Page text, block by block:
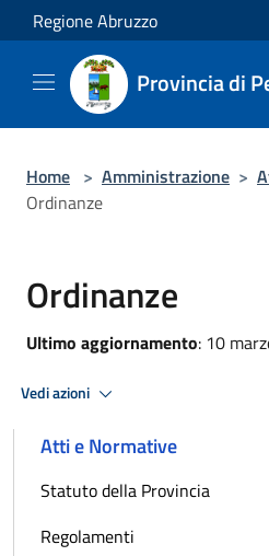
Salta al contenuto principale
Regione Abruzzo
Provincia di
Home > Amministrazione >
Ordinanze
Ordinanze
Ultimo aggiornamento: 10
Vedi azioni
Atti e Normative
Statuto della Provincia
Regolamenti